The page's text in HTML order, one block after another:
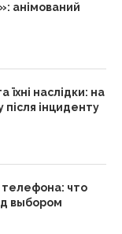
анімований
наслідки: на
після інциденту
телефона: что
выбором